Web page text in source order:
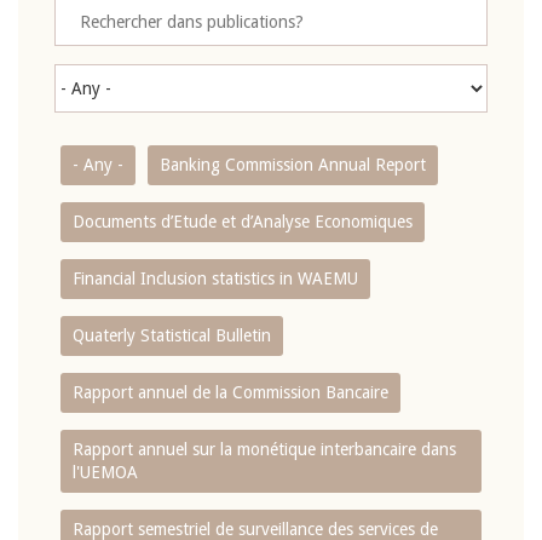
- Any - Banking Commission Annual Report
Documents d’Etude et d’Analyse Economiques
Financial Inclusion statistics in WAEMU
Quaterly Statistical Bulletin
Rapport annuel de la Commission Bancaire
Rapport annuel sur la monétique interbancaire dans
l'UEMOA
Rapport semestriel de surveillance des services de